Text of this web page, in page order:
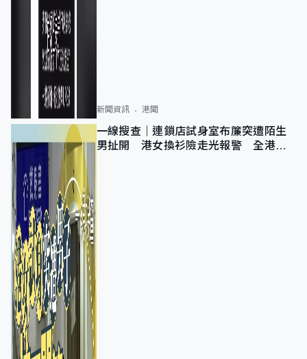
新聞資訊 港聞
一線搜查｜連鎖店試身室布簾突遭陌生
男扯開 港女換衫險走光報警 全港分